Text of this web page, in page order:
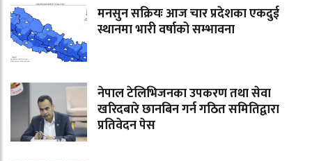
मनसुन सक्रियः आज चार प्रदेशका एकदुई
स्थानमा भारी वर्षाको सम्भावना
नेपाल टेलिभिजनका उपकरण तथा सेवा
खरिदबारे छानबिन गर्न गठित समितिद्वारा
प्रतिवेदन पेस